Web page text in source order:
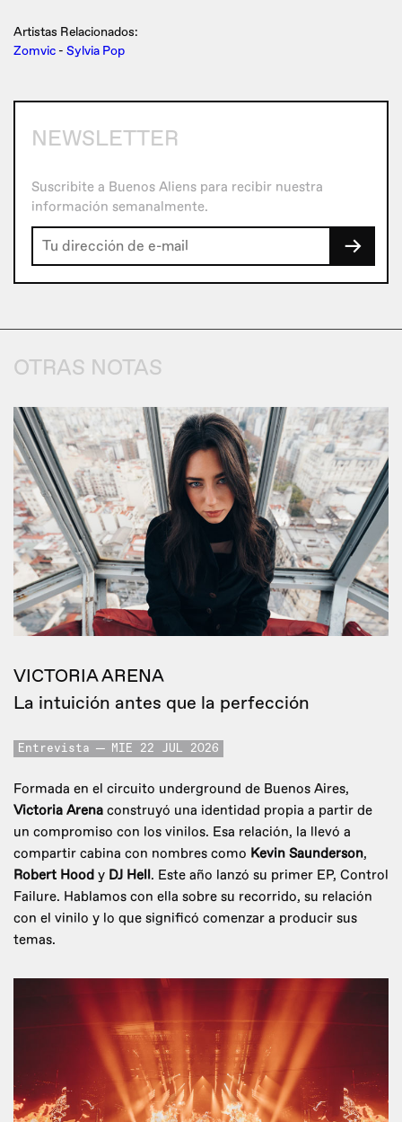
Artistas Relacionados:
Zomvic - Sylvia Pop
NEWSLETTER
Suscribite a Buenos Aliens para recibir nuestra
información semanalmente.
→
OTRAS NOTAS
VICTORIA ARENA
La intuición antes que la perfección
Entrevista MIE 22 JUL 2026
Formada en el circuito underground de Buenos Aires,
Victoria Arena construyó una identidad propia a partir de
un compromiso con los vinilos. Esa relación, la llevó a
compartir cabina con nombres como Kevin Saunderson,
Robert Hood y DJ Hell. Este año lanzó su primer EP, Control
Failure. Hablamos con ella sobre su recorrido, su relación
con el vinilo y lo que significó comenzar a producir sus
temas.